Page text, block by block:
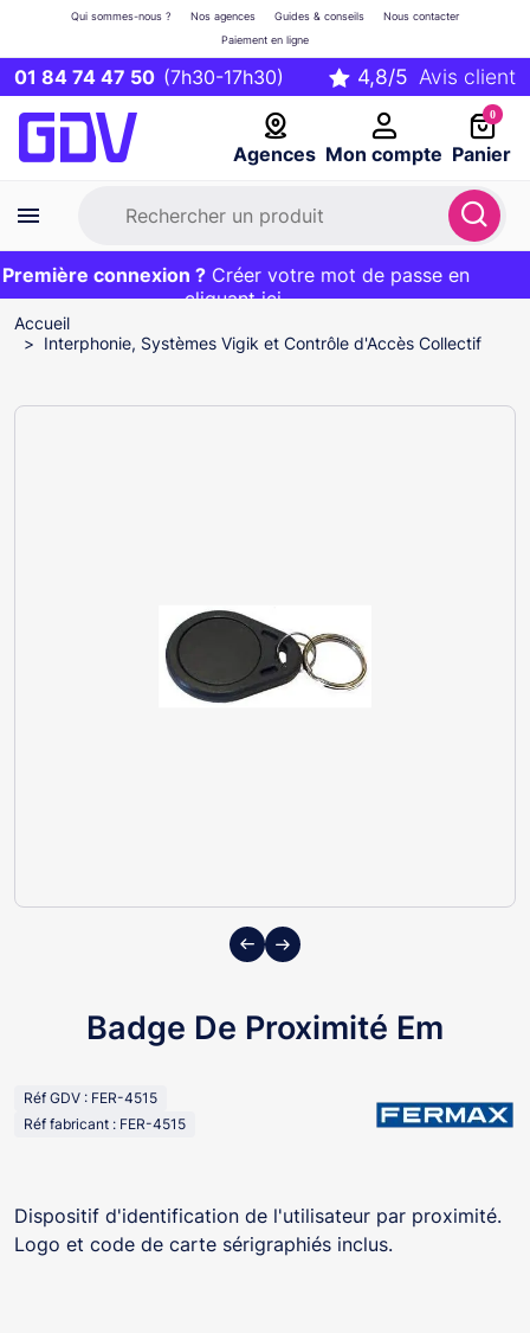
01 84 74 47 50 (7h30-17h30)
Agences Mon compte
Qui sommes-nous ? Nos agences Guides & conseils
Nous contacter
Paiement en ligne
0
Panier
Première commande ?20€ OFFERT sur votre panier
et livraison 24/48h gratuite avec le codeBIENVENUE
connexion ? Créer votre mot de passe en
cliquant ici
EXCLU WEB :
Accueil
Interphonie, Systèmes Vigik et Contrôle d'Accès Collectif
Previous
Next
Badge De Proximité Em
Réf GDV : FER-4515
Réf fabricant : FER-4515
Dispositif d'identification de l'utilisateur par proximité.
Logo et code de carte sérigraphiés inclus.